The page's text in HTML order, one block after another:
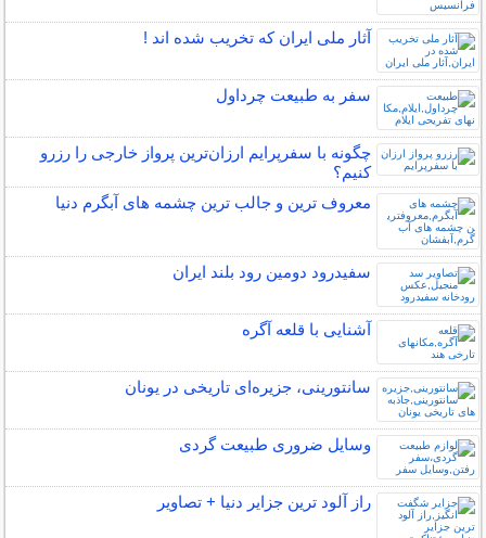
آثار ملی ایران که تخریب شده اند !
سفر به طبیعت چرداول
چگونه با سفرپرایم ارزان‌ترین پرواز خارجی را رزرو
کنیم؟
معروف ترین و جالب ترین چشمه های آبگرم دنیا
سفیدرود دومین رود بلند ایران
آشنایی با قلعه آگره
سانتورینی، جزیره‌ای تاریخی در یونان
وسایل ضروری طبیعت گردی
راز آلود ترین جزایر دنیا + تصاویر